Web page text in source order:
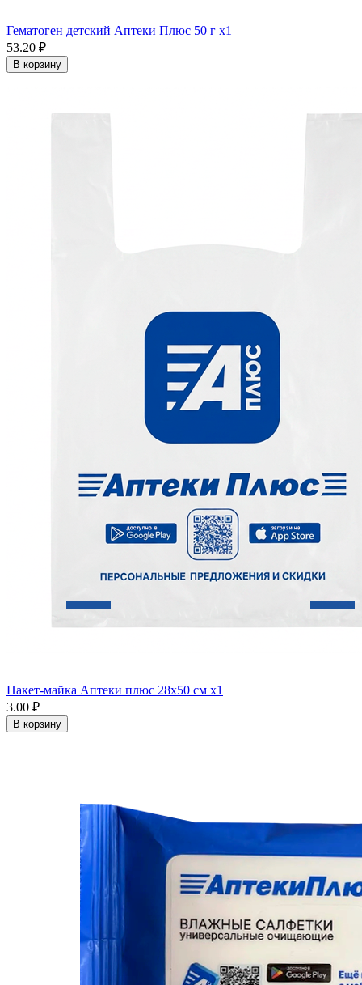
Гематоген детский Аптеки Плюс 50 г x1
53.20 ₽
В корзину
Пакет-майка Аптеки плюс 28х50 см x1
3.00 ₽
В корзину